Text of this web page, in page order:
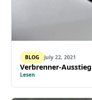
BLOG July 22, 2021
Verbrenner-
Lesen